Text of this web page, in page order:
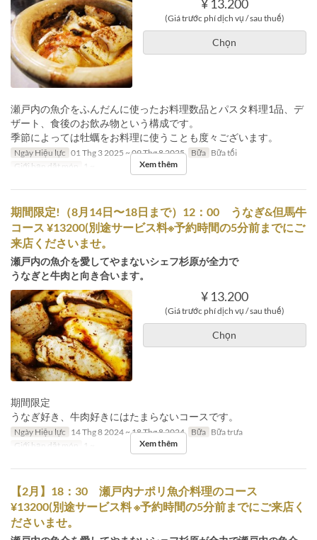
¥ 13.200
(Giá trước phí dịch vụ / sau thuế)
Chọn
瀬戸内の魚介をふんだんに使ったお料理数品とパスタ料理1品、デ
ザート、食後のお飲み物という構成です。
季節によっては牡蠣をお料理に使うことも度々ございます。
Ngày Hiệu lực 01 Thg 3 2025 ~ 09 Thg 8 2025 Bữa Bữa tối
Giới hạn dặt món
1 ~ Xem thêm
期間限定!（8月14日〜18日まで）12：00 うなぎ&但馬牛
コース ¥13200(別途サービス料※予約時間の5分前までにご
来店くださいませ。
瀬戸内の魚介を愛してやまないシェフ杉原が全力で
うなぎと牛肉と向き合います。
¥ 13.200
(Giá trước phí dịch vụ / sau thuế)
Chọn
期間限定
うなぎ好き、牛肉好きにはたまらないコースです。
Ngày Hiệu lực 14 Thg 8 2024 ~ 18 Thg 8 2024 Bữa Bữa trưa
Giới hạn dặt món
1 ~ Xem thêm
【2月】18：30 瀬戸内ナポリ魚介料理のコース
¥13200(別途サービス料 ※予約時間の5分前までにご来店く
ださいませ。